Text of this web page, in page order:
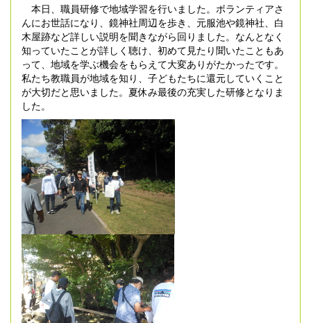
本日、職員研修で地域学習を行いました。ボランティアさ
んにお世話になり、鏡神社周辺を歩き、元服池や鏡神社、白
木屋跡など詳しい説明を聞きながら回りました。なんとなく
知っていたことが詳しく聴け、初めて見たり聞いたこともあ
って、地域を学ぶ機会をもらえて大変ありがたかったです。
私たち教職員が地域を知り、子どもたちに還元していくこと
が大切だと思いました。夏休み最後の充実した研修となりま
した。